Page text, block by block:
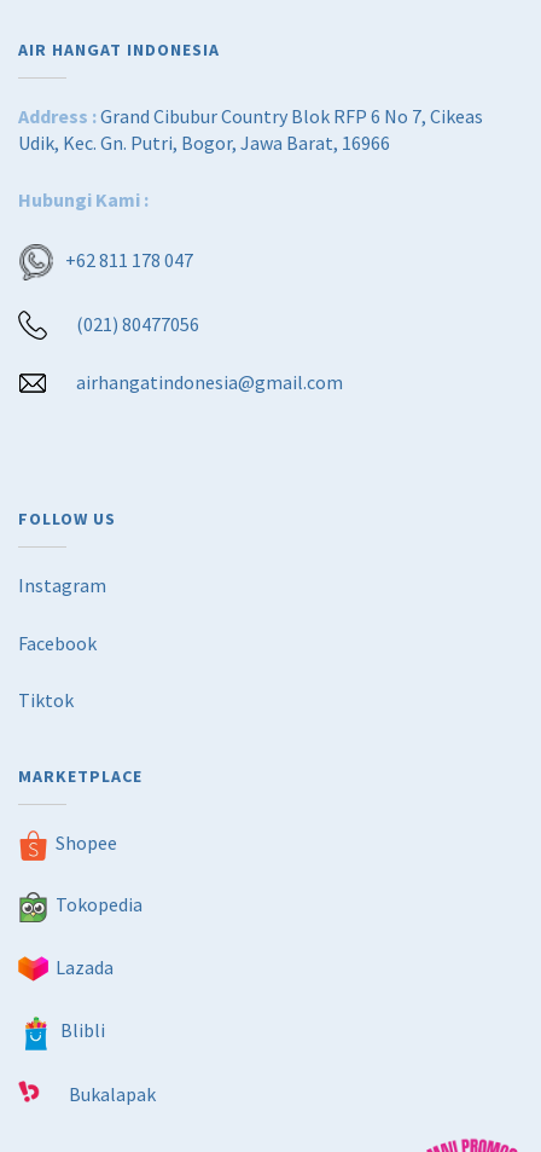
AIR HANGAT INDONESIA
Address :Grand Cibubur Country Blok RFP 6 No 7, Cikeas
Udik, Kec. Gn. Putri, Bogor, Jawa Barat, 16966
Hubungi Kami :
+62 811 178 047
(021) 80477056
airhangatindonesia@gmail.com
FOLLOW US
Instagram
Facebook
Tiktok
MARKETPLACE
Shopee
Tokopedia
Lazada
Blibli
Bukalapak